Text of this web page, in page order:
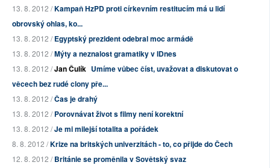
13. 8. 2012 /Kampaň HzPD proti církevním restitucím má u lidí
obrovský ohlas, ko...
13. 8. 2012 /Egyptský prezident odebral moc armádě
13. 8. 2012 /Mýty a neznalost gramatiky v IDnes
13. 8. 2012 /Jan Čulík Umíme vůbec číst, uvažovat a diskutovat o
věcech bez rudé clony pře...
13. 8. 2012 /Čas je drahý
13. 8. 2012 /Porovnávat život s filmy není korektní
13. 8. 2012 /Je mi milejší totalita a pořádek
8. 8. 2012 /Krize na britských univerzitách - to, co přijde do Čech
12. 8. 2012 /Británie se proměnila v Sovětský svaz